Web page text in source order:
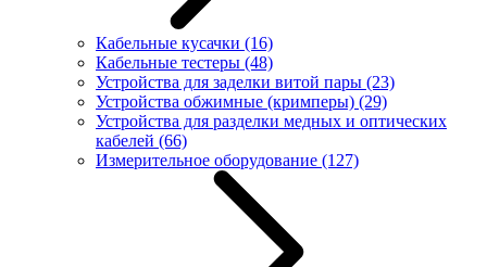
Кабельные кусачки (16)
Кабельные тестеры (48)
Устройства для заделки витой пары (23)
Устройства обжимные (кримперы) (29)
Устройства для разделки медных и оптических
кабелей (66)
Измерительное оборудование (127)